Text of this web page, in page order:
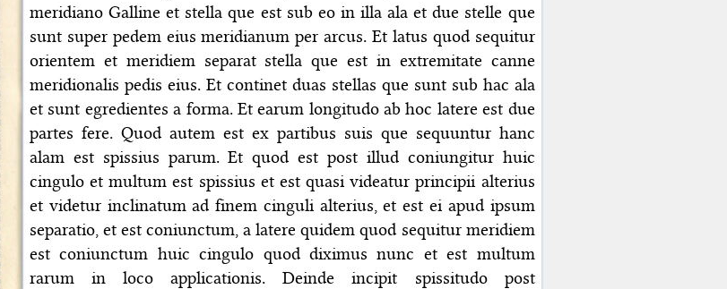
meridiano Galline et stella que est sub eo in illa ala et due stelle que
sunt super pedem eius meridianum per arcus. Et latus quod sequitur
orientem et meridiem separat stella que est in extremitate canne
meridionalis pedis eius. Et continet duas stellas que sunt sub hac ala
et sunt egredientes a forma. Et earum longitudo ab hoc latere est due
partes fere. Quod autem est ex partibus suis que sequuntur hanc
alam est spissius parum. Et quod est post illud coniungitur huic
cingulo et multum est spissius et est quasi videatur principii alterius
et videtur inclinatum ad finem cinguli alterius, et est ei apud ipsum
separatio, et est coniunctum, a latere quidem quod sequitur meridiem
est coniunctum huic cingulo quod diximus nunc et est multum
rarum in loco applicationis. Deinde incipit spissitudo post